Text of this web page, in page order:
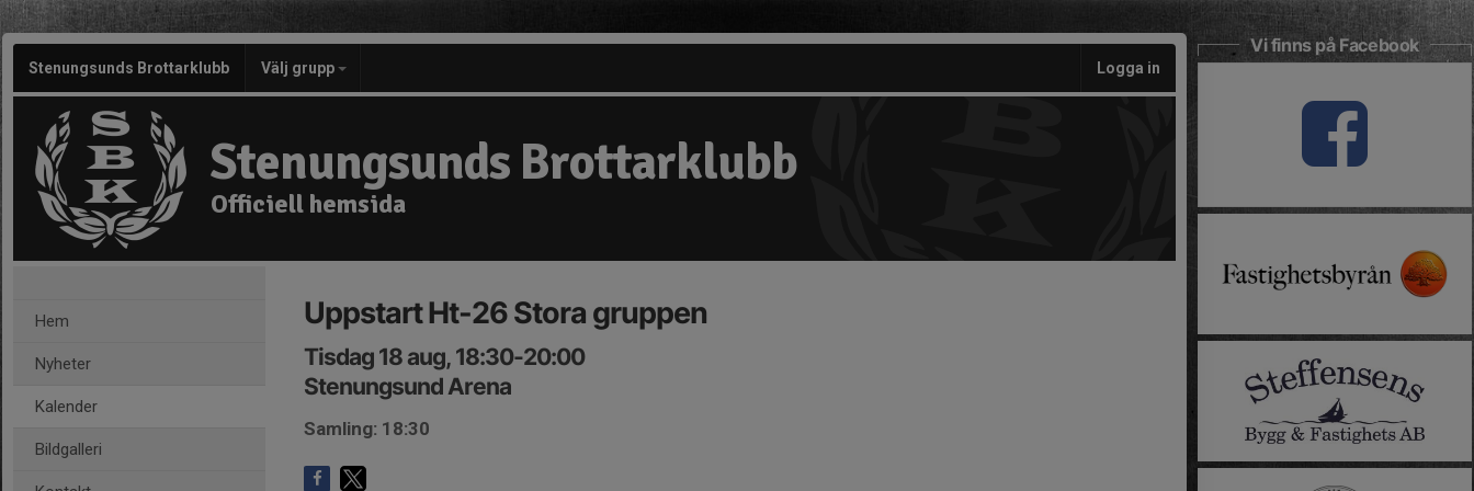
Stenungsunds Brottarklubb Välj grupp Logga in
Stenungsunds Brottarklubb
Officiell hemsida
Hem
Nyheter
Kalender
Bildgalleri
Uppstart Ht-26 Stora gruppen
Tisdag 18 aug, 18:30-20:00
Stenungsund Arena
Samling: 18:30
Vi finns på Facebook